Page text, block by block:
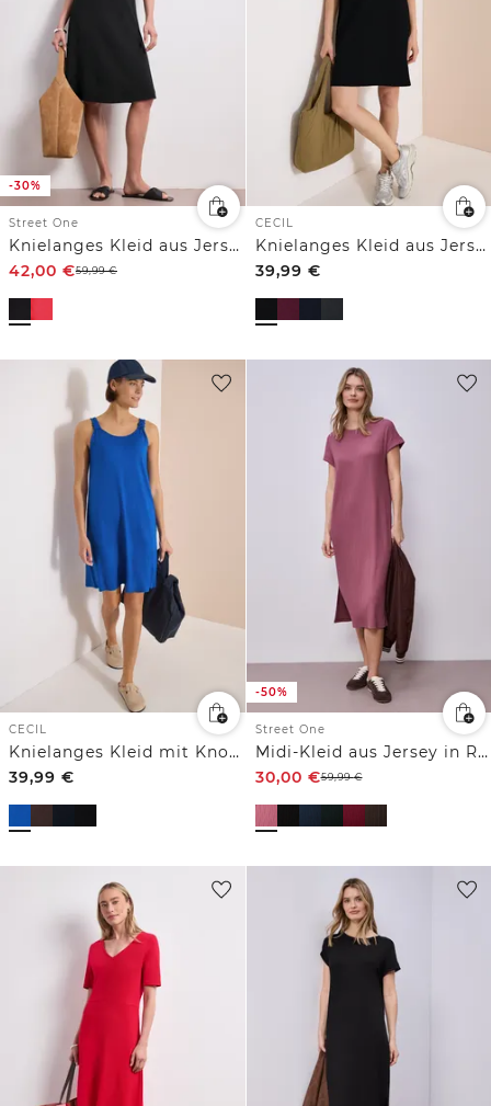
-30%
Street One
Knielanges Kleid aus Jersey mit Kurzarm
42,00 €59,99€
CECIL
Knielanges Kleid aus Jersey
39,99 €
CECIL
Knielanges Kleid mit Knotendetail
39,99 €
-50%
Street One
Midi-Kleid aus Jersey in Rippstruktur
30,00 €59,99€